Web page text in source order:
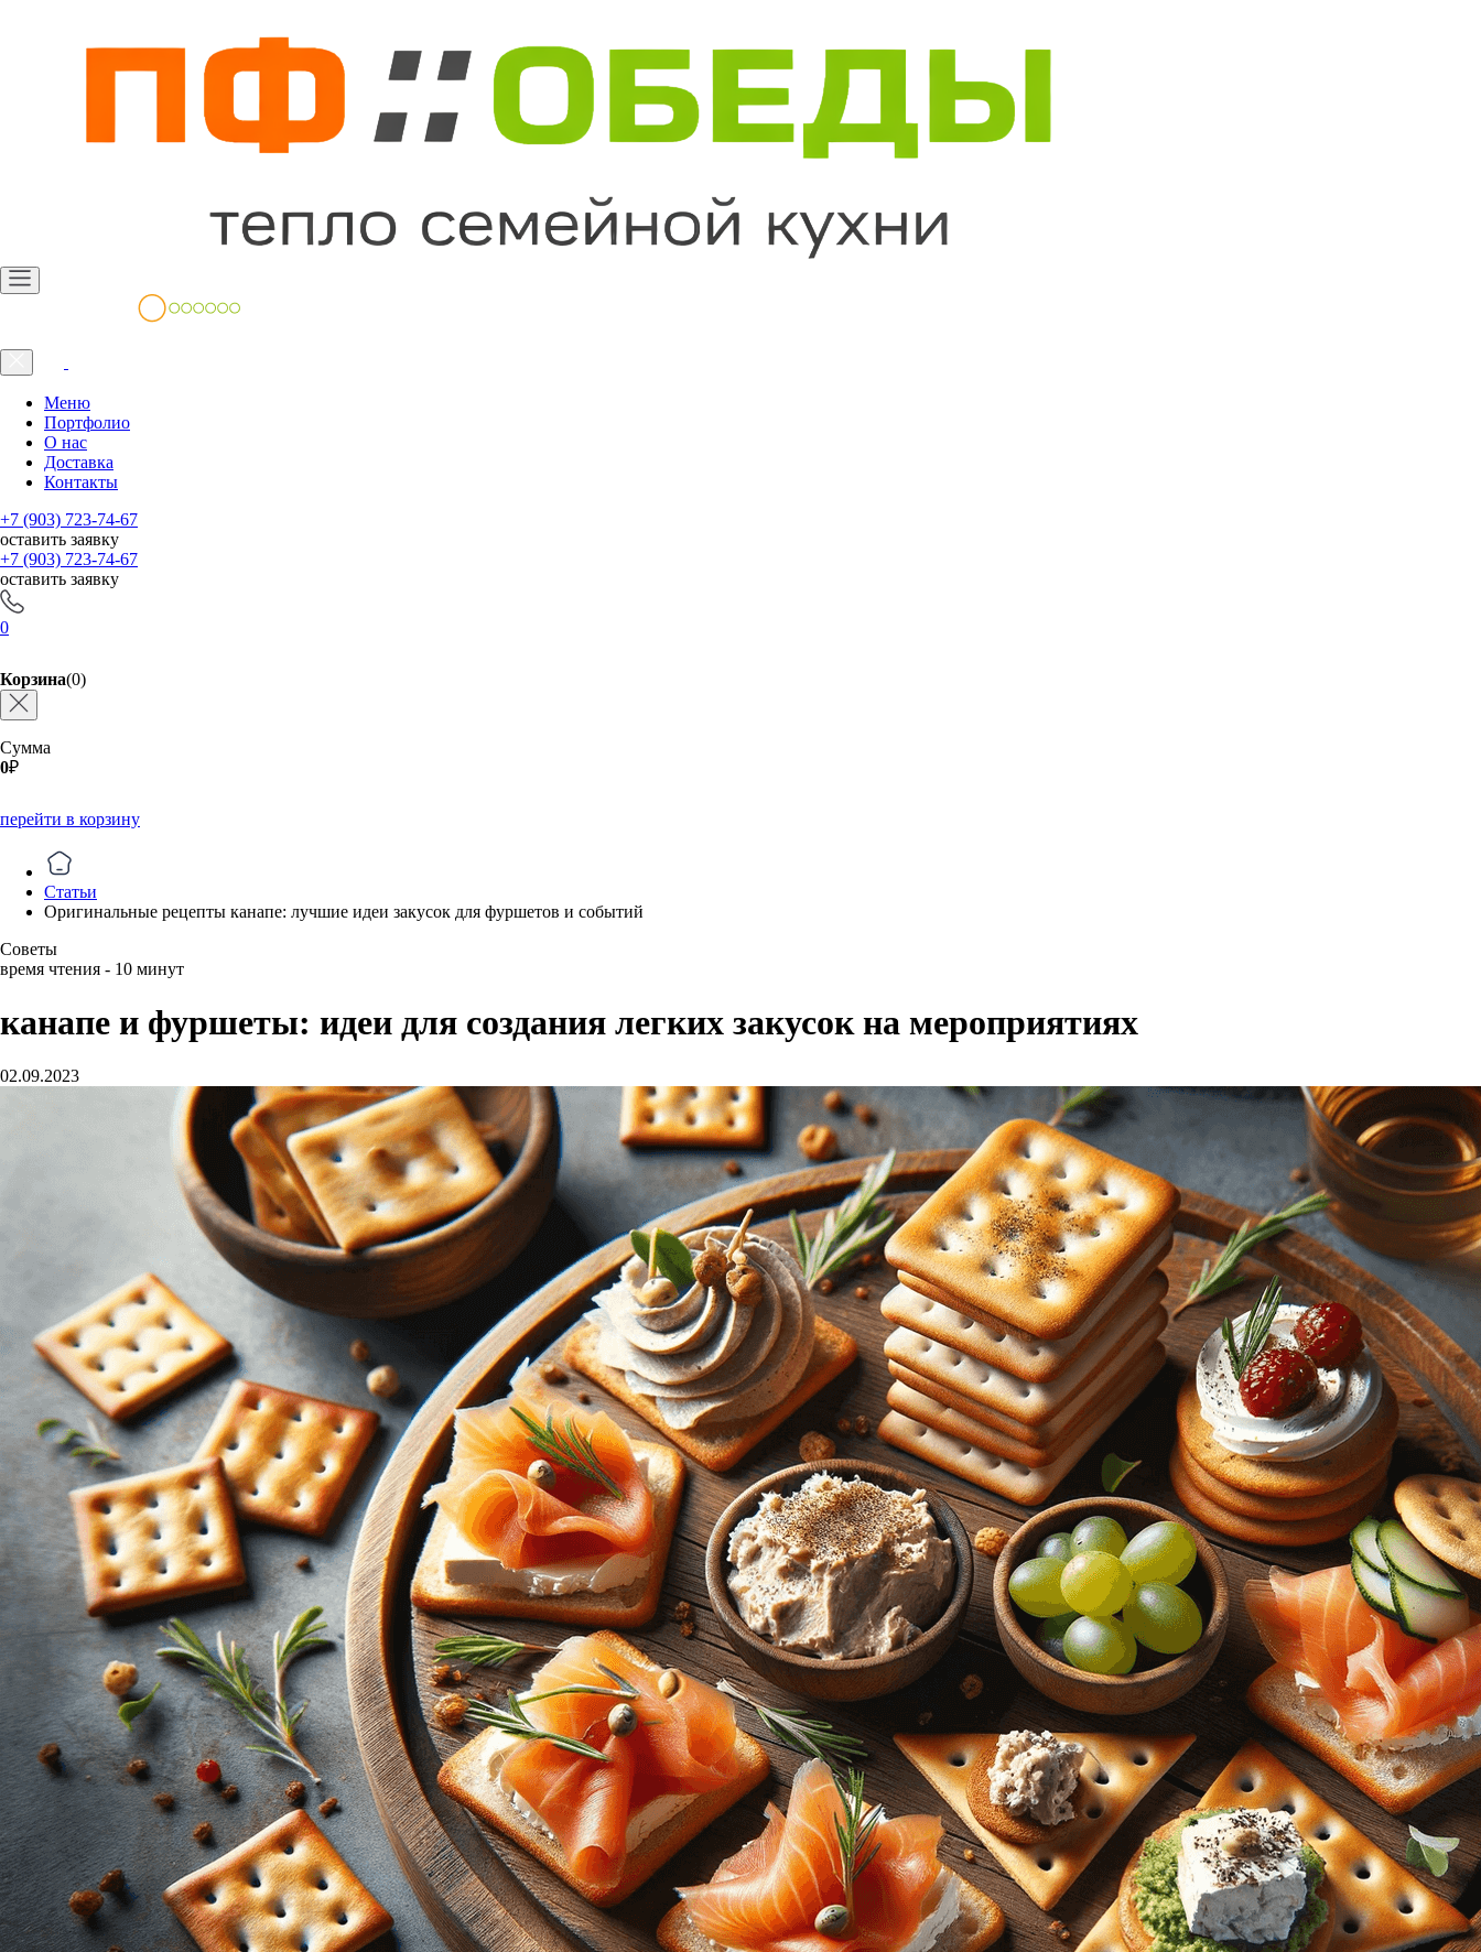
Меню
Портфолио
О нас
Доставка
Контакты
+7 (903) 723-74-67
оставить заявку
+7 (903) 723-74-67
оставить заявку
0
Корзина(0)
Сумма
0₽
перейти в корзину
Статьи
Оригинальные рецепты канапе: лучшие идеи закусок для фуршетов и событий
Советы
время чтения - 10 минут
канапе и фуршеты: идеи для создания легких закусок на мероприятиях
02.09.2023